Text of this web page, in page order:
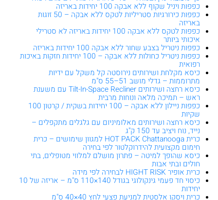
כפפות ויניל שקוף ללא אבקה 100 יחידות באריזה
כפפות כירורגיות סטריליות לטקס ללא אבקה – 50 זוגות
באריזה
כפפות לטקס ללא אבקה 100 יחידות באריזה לא סטרילי
איכותי ביותר
כפפות ניטריל בצבע שחור ללא אבקה 100 יחידות באריזה
כפפות ניטריל כחולות ללא אבקה – 100 יחידות חזקות באיכות
רפואית
כיסא מקלחת ושירותים נירוסטה קל משקל עם ידיות
מתרוממות – גדלי מושב 51–55 ס"מ
כיסא רחצה ושירותים Tilt-In-Space Recliner עם משענת
ראש – תמיכה מלאה ונוחות מרבית
כפפות ניילון ללא אבקה – 100 יחידות בשקית / קרטון 100
שקיות
כיסא רחצה ושירותים מאלומיניום עם גלגלים מתקפלים –
נייד, נוח ויציב עד 150 ק"ג
כרית HOT PACK Chattanooga למגוון שימושים – כרית
חימום מקצועית להידרוקלטור לפי בחירה
כיסא שהופך למיטה – פתרון מושלם למלווי מטופלים, בתי
חולים ובתי אבות
כרית אופיר HIGHT RISK לבחירה לפי מידה
כיסוי חד פעמי גינקולוגי בגודל 140×110 ס"מ – אריזה של 10
יחידות
כרית ויסקו אלסטית למניעת פצעי לחץ 40×40 ס"מ